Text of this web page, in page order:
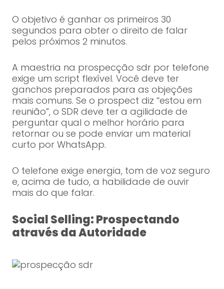
O objetivo é ganhar os primeiros 30
segundos para obter o direito de falar
pelos próximos 2 minutos.
A maestria na prospecção sdr por telefone
exige um script flexível. Você deve ter
ganchos preparados para as objeções
mais comuns. Se o prospect diz “estou em
reunião”, o SDR deve ter a agilidade de
perguntar qual o melhor horário para
retornar ou se pode enviar um material
curto por WhatsApp.
O telefone exige energia, tom de voz seguro
e, acima de tudo, a habilidade de ouvir
mais do que falar.
Social Selling: Prospectando
através da Autoridade